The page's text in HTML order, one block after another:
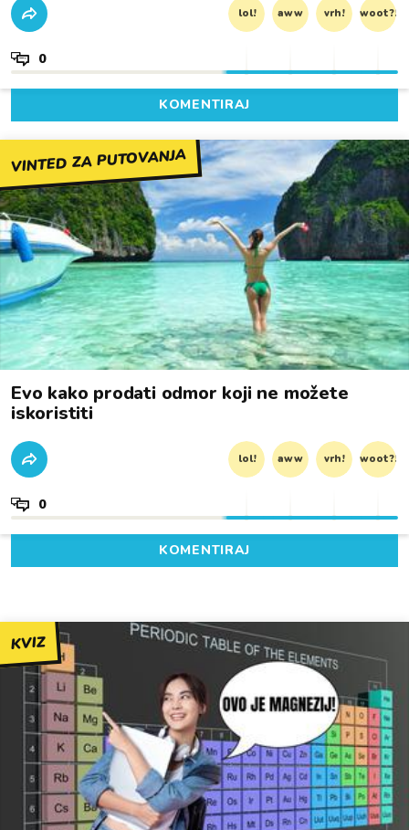
lol! aww vrh! woot?!
0
KOMENTIRAJ
VINTED ZA PUTOVANJA
Evo kako prodati odmor koji ne možete
iskoristiti
lol! aww vrh! woot?!
0
KOMENTIRAJ
KVIZ